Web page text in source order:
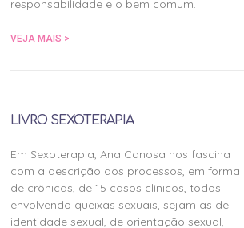
responsabilidade e o bem comum.
VEJA MAIS >
LIVRO SEXOTERAPIA
Em Sexoterapia, Ana Canosa nos fascina
com a descrição dos processos, em forma
de crônicas, de 15 casos clínicos, todos
envolvendo queixas sexuais, sejam as de
identidade sexual, de orientação sexual,